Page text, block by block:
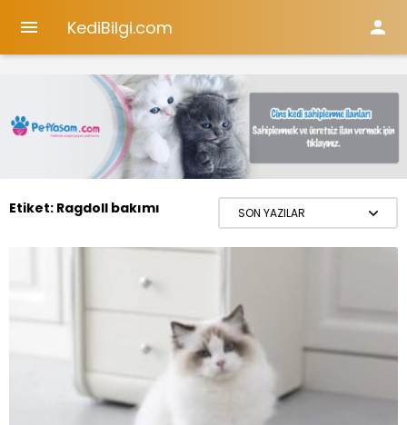
 KediBilgi.com 
Etiket: Ragdoll bakımı